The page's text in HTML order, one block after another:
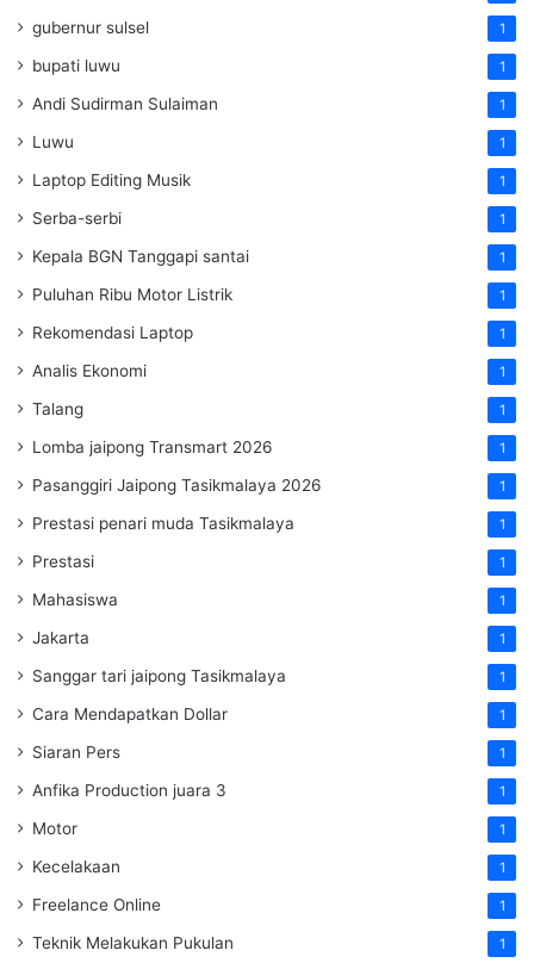
gubernur sulsel 1
bupati luwu 1
Andi Sudirman Sulaiman 1
Luwu 1
Laptop Editing Musik 1
Serba-serbi 1
Kepala BGN Tanggapi santai 1
Puluhan Ribu Motor Listrik 1
Rekomendasi Laptop 1
Analis Ekonomi 1
Talang 1
Lomba jaipong Transmart 2026 1
Pasanggiri Jaipong Tasikmalaya 2026 1
Prestasi penari muda Tasikmalaya 1
Prestasi 1
Mahasiswa 1
Jakarta 1
Sanggar tari jaipong Tasikmalaya 1
Cara Mendapatkan Dollar 1
Siaran Pers 1
Anfika Production juara 3 1
Motor 1
Kecelakaan 1
Freelance Online 1
Teknik Melakukan Pukulan 1